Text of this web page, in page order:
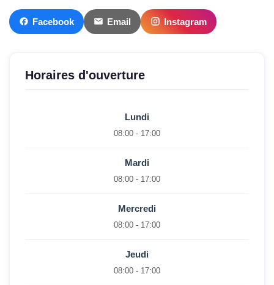
Facebook Email Instagram
Horaires d'ouverture
Lundi
08:00 - 17:00
Mardi
08:00 - 17:00
Mercredi
08:00 - 17:00
Jeudi
08:00 - 17:00